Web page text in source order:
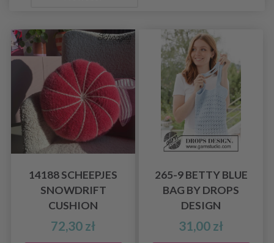
14188 SCHEEPJES
SNOWDRIFT
CUSHION
72,30 zł
265-9 BETTY BLUE
BAG BY DROPS
DESIGN
31,00 zł